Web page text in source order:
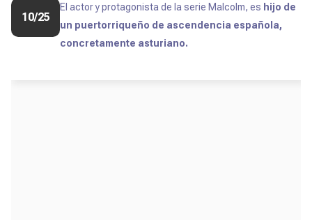
10/25
El actor y protagonista de la serie Malcolm, es hijo de
un puertorriqueño de ascendencia española,
concretamente asturiano.